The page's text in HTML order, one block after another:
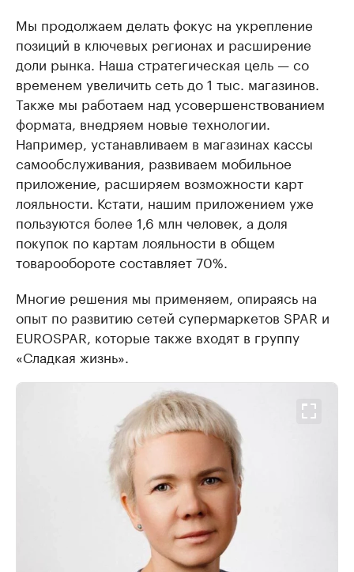
Мы продолжаем делать фокус на укрепление
позиций в ключевых регионах и расширение
доли рынка. Наша стратегическая цель — со
временем увеличить сеть до 1 тыс. магазинов.
Также мы работаем над усовершенствованием
формата, внедряем новые технологии.
Например, устанавливаем в магазинах кассы
самообслуживания, развиваем мобильное
приложение, расширяем возможности карт
лояльности. Кстати, нашим приложением уже
пользуются более 1,6 млн человек, а доля
покупок по картам лояльности в общем
товарообороте составляет 70%.
Многие решения мы применяем, опираясь на
опыт по развитию сетей супермаркетов SPAR и
EUROSPAR, которые также входят в группу
«Сладкая жизнь».